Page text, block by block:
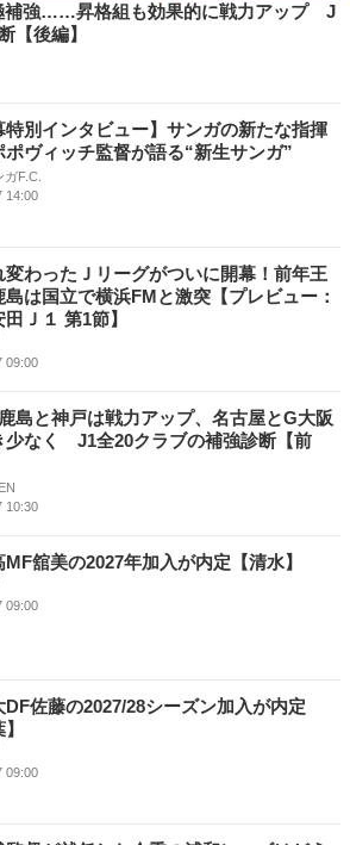
補強……昇格組も効果的に戦力アップ J
【後編】
特別インタビュー】サンガの新たな指揮
ポヴィッチ監督が語る“新生サンガ”
F.C.
14:00
変わったＪリーグがついに開幕！前年王
島は国立で横浜FMと激突【プレビュー：
Ｊ１ 第1節】
09:00
島と神戸は戦力アップ、名古屋とG大阪
少なく J1全20クラブの補強診断【前
10:30
MF舘美の2027年加入が内定【清水】
09:00
DF佐藤の2027/28シーズン加入が内定
09:00